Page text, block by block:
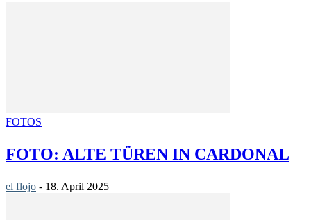
FOTOS
FOTO: ALTE TÜREN IN CARDONAL
el flojo - 18. April 2025